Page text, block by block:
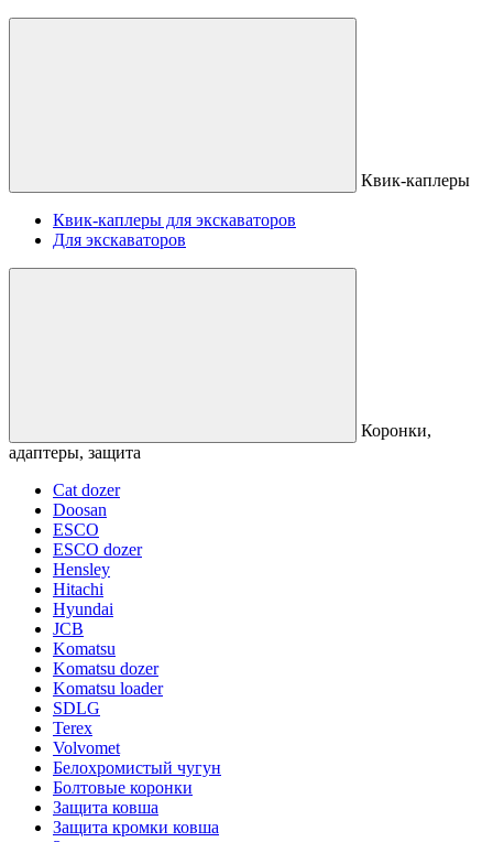
Квик-каплеры
Квик-каплеры для экскаваторов
Для экскаваторов
Коронки,
адаптеры, защита
Cat dozer
Doosan
ESCO
ESCO dozer
Hensley
Hitachi
Hyundai
JCB
Komatsu
Komatsu dozer
Komatsu loader
SDLG
Terex
Volvomet
Белохромистый чугун
Болтовые коронки
Защита ковша
Защита кромки ковша